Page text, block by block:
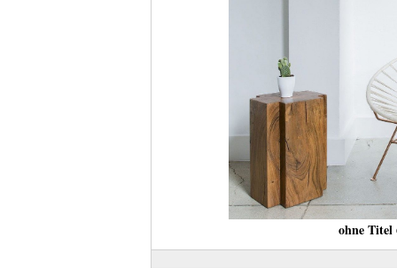
ohne Titel